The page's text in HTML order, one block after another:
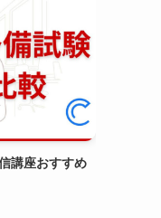
講座おすすめ